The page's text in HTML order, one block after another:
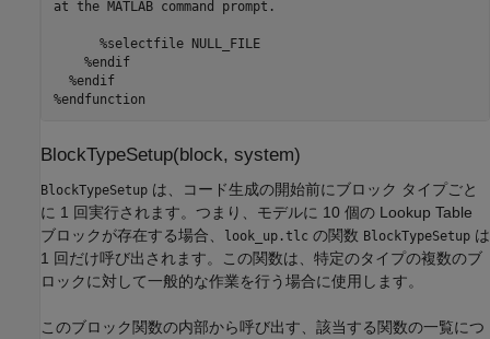
at the MATLAB command prompt.
      %selectfile NULL_FILE
    %endif
  %endif
%endfunction
BlockTypeSetup(block, system)
BlockTypeSetup は、コード生成の開始前にブロック タイプごと
に 1 回実行されます。つまり、モデルに 10 個の Lookup Table
ブロックが存在する場合、
look_up.tlc の関数 BlockTypeSetup は
1 回だけ呼び出されます。この関数は、特定のタイプの複数のブ
ロックに対して一般的な作業を行う場合に使用します。
このブロック関数の内部から呼び出す、該当する関数の一覧につ